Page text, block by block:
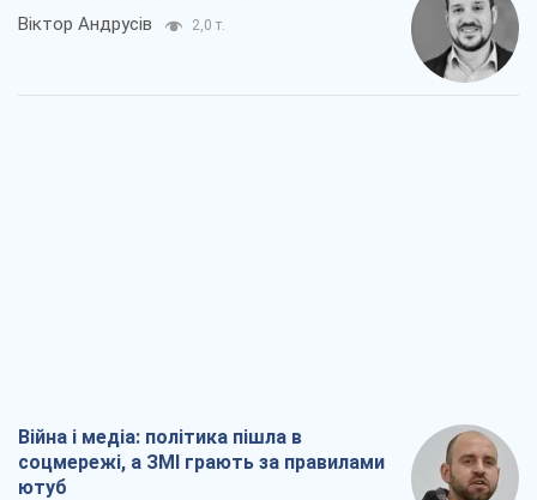
Віктор Андрусів 2,0 т.
Війна і медіа: політика пішла в
соцмережі, а ЗМІ грають за правилами
ютуб